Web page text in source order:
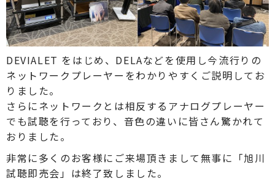
DEVIALET をはじめ、DELAなどを使用し今流行りの
ネットワークプレーヤーをわかりやすくご説明してお
りました。
さらにネットワークとは相反するアナログプレーヤー
でも試聴を行っており、音色の違いに皆さん驚かれて
おりました。
非常に多くのお客様にご来場頂きまして無事に「旭川
試聴即売会」は終了致しました。